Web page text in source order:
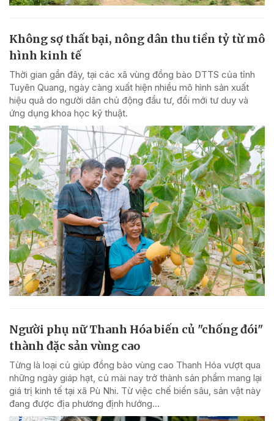
Không sợ thất bại, nông dân thu tiền tỷ từ mô
hình kinh tế
Thời gian gần đây, tại các xã vùng đồng bào DTTS của tỉnh
Tuyên Quang, ngày càng xuất hiện nhiều mô hình sản xuất
hiệu quả do người dân chủ động đầu tư, đổi mới tư duy và
ứng dụng khoa học kỹ thuật.
Người phụ nữ Thanh Hóa biến củ "chống đói"
thành đặc sản vùng cao
Từng là loại củ giúp đồng bào vùng cao Thanh Hóa vượt qua
những ngày giáp hạt, củ mài nay trở thành sản phẩm mang lại
giá trị kinh tế tại xã Pù Nhi. Từ việc chế biến sâu, sản vật này
đang được địa phương định hướng...